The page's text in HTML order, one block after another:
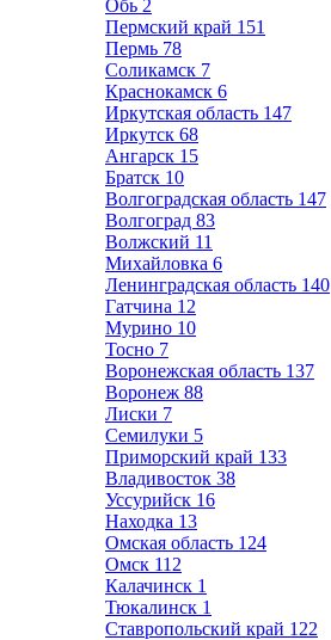
Обь 2
Пермский край 151
Пермь 78
Соликамск 7
Краснокамск 6
Иркутская область 147
Иркутск 68
Ангарск 15
Братск 10
Волгоградская область 147
Волгоград 83
Волжский 11
Михайловка 6
Ленинградская область 140
Гатчина 12
Мурино 10
Тосно 7
Воронежская область 137
Воронеж 88
Лиски 7
Семилуки 5
Приморский край 133
Владивосток 38
Уссурийск 16
Находка 13
Омская область 124
Омск 112
Калачинск 1
Тюкалинск 1
Ставропольский край 122